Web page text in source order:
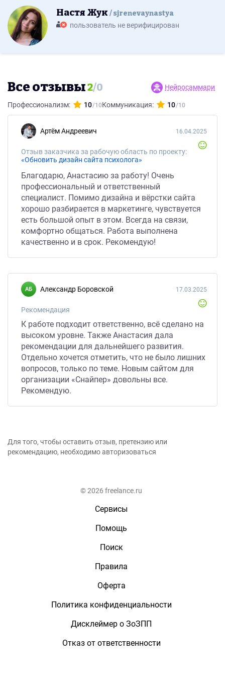
Настя Жук sjrenevaynastya
пользователь не верифицирован
Все отзывы2/0 Нейросаммари
Профессионализм: 10 Коммуникация: 10
Артём Андреевич
Отзыв заказчика за рабочую область по проекту:
«Обновить дизайн сайта психолога»
16.04.2025
Благодарю, Анастасию за работу! Очень
профессиональный и ответственный
специалист. Помимо дизайна и вёрстки сайта
хорошо разбирается в маркетинге, чувствуется
есть большой опыт в этом. Всегда на связи,
комфортно общаться. Работа выполнена
качественно и в срок. Рекомендую!
Александр Боровской
Рекомендация
17.03.2025
К работе подходит ответственно, всё сделано на
высоком уровне. Также Анастасия дала
рекомендации для дальнейшего развития.
Отдельно хочется отметить, что не было лишних
вопросов, только по теме. Новым сайтом для
организации «Снайпер» довольны все.
Рекомендую.
Для того, чтобы оставить отзыв, претензию или
рекомендацию, необходимо авторизоваться
© 2026 freelance.ru
Сервисы
Помощь
Поиск
Правила
Оферта
Политика конфиденциальности
Дисклеймер о ЗоЗПП
Отказ от ответственности